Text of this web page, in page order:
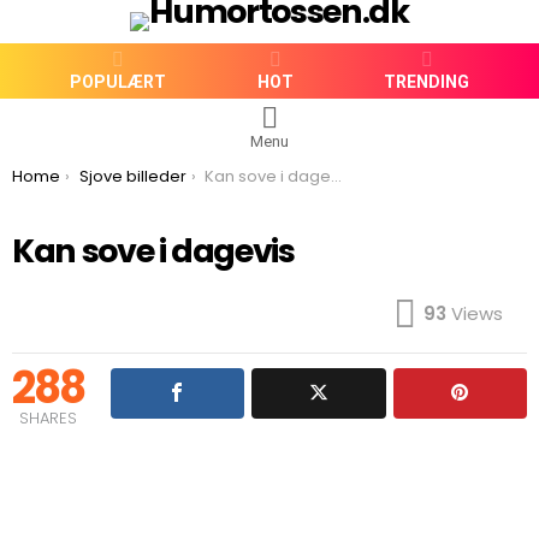
POPULÆRT HOT TRENDING
Menu
You are here:
Home Sjove billeder Kan sove i dagevis
Kan sove i dagevis
93 Views
288
SHARES